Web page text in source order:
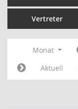
Vertreter
Monat
Aktuell